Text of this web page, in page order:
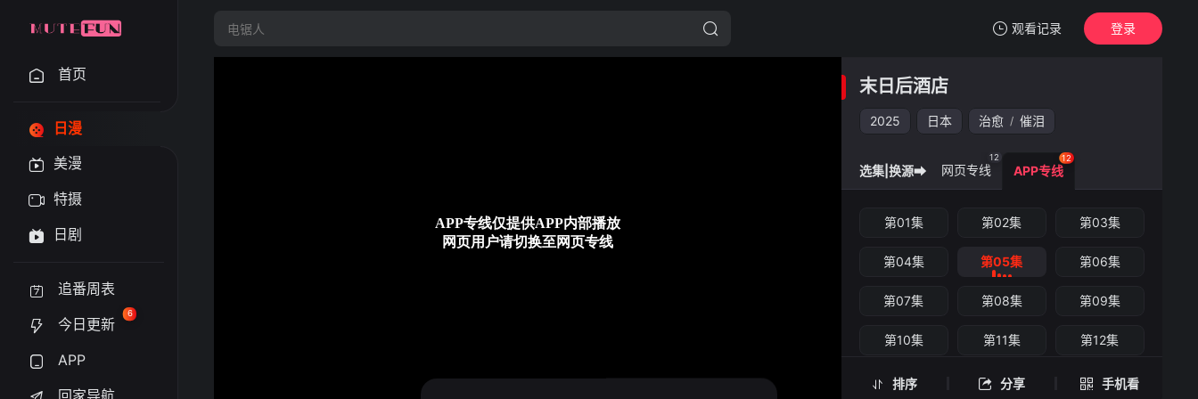
观看记录
我的观影记录
第05集
末日后酒店
登录
首页
日漫
美漫
特摄
日剧
追番周表
今日更新
6
APP
回家导航
末日后酒店
2025 日本 治愈 / 催泪
排序 分享 手机看
末日后酒店 -第05集
选集|换源➡ 网页专线
12
APP专线
12
第01集 第02集 第03集
第04集 第05集 第06集
第07集 第08集 第09集
第10集 第11集 第12集